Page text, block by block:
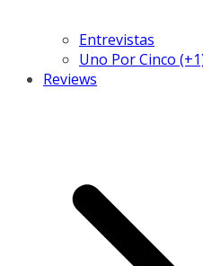
Entrevistas
Uno Por Cinco
Reviews